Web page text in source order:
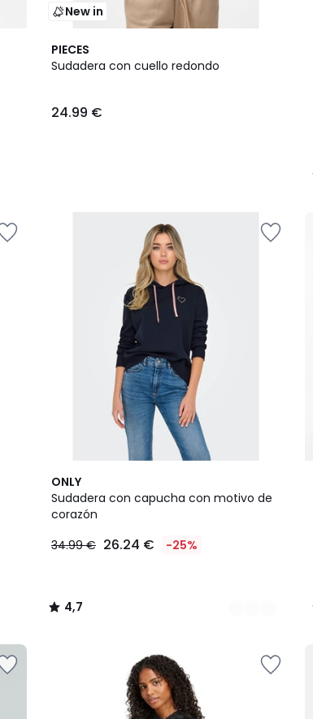
New in
PIECES
Sudadera con cuello redondo
24.99 €
ONLY
Sudadera con capucha con motivo de
corazón
34.99 € 26.24 € -25%
4,7
/ 5
2
Colores
4,7
/